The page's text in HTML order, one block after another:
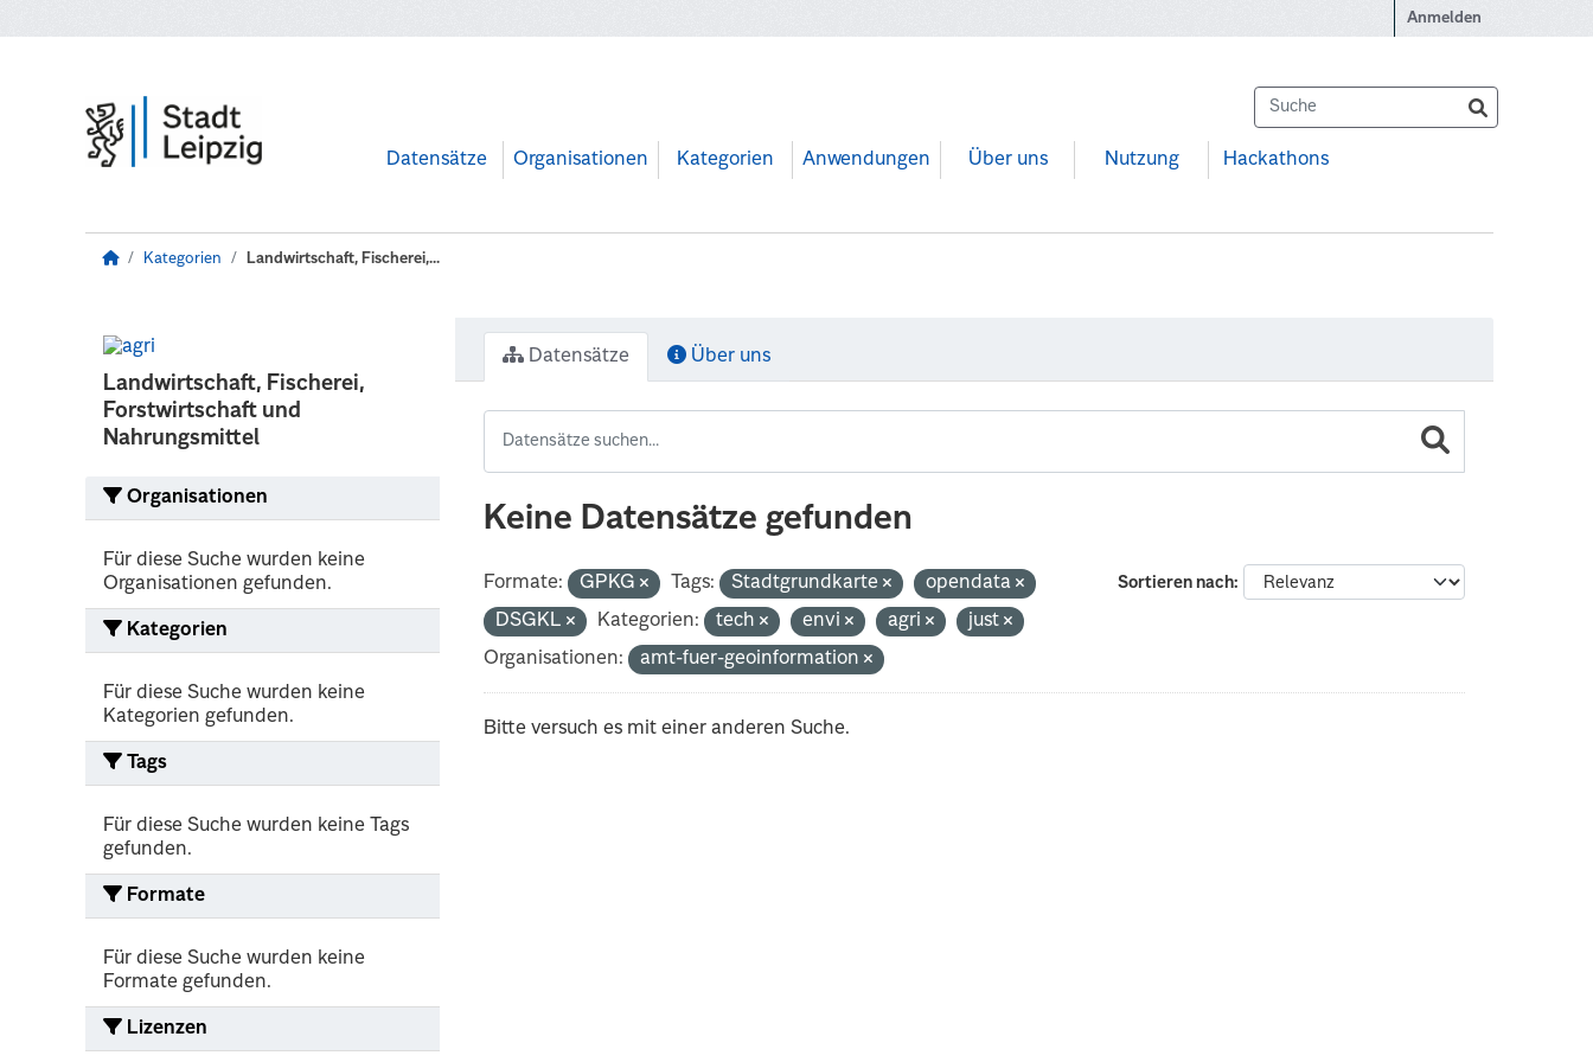
Anmelden
Datensätze Organisationen Kategorien Anwendungen Über uns Nutzung Hackathons
Kategorien Landwirtschaft, Fischerei,...
Landwirtschaft, Fischerei,
Forstwirtschaft und
Nahrungsmittel
Organisationen
Für diese Suche wurden keine
Organisationen gefunden.
Kategorien
Für diese Suche wurden keine
Kategorien gefunden.
Tags
Für diese Suche wurden keine Tags
gefunden.
Formate
Für diese Suche wurden keine
Formate gefunden.
Lizenzen
Datensätze Über uns
Keine Datensätze gefunden
Sortieren nach
Formate: GPKG Tags: Stadtgrundkarte
opendata
DSGKL
Kategorien: tech envi agri
just
Organisationen:
amt-fuer-geoinformation
Bitte versuch es mit einer anderen Suche.